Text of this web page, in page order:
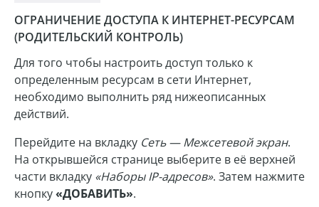
ОГРАНИЧЕНИЕ ДОСТУПА К ИНТЕРНЕТ-РЕСУРСАМ
(РОДИТЕЛЬСКИЙ КОНТРОЛЬ)
Для того чтобы настроить доступ только к
определенным ресурсам в сети Интернет,
необходимо выполнить ряд нижеописанных
действий.
Перейдите на вкладку Сеть — Межсетевой экран.
На открывшейся странице выберите в её верхней
части вкладку «Наборы IP-адресов». Затем нажмите
кнопку«ДОБАВИТЬ».